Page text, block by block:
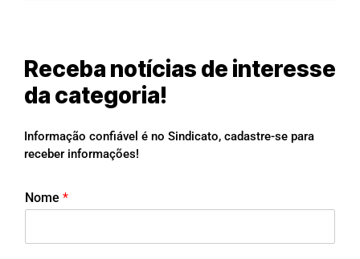
Receba notícias de interesse
da categoria!
Informação confiável é no Sindicato, cadastre-se para
receber informações!
Nome *